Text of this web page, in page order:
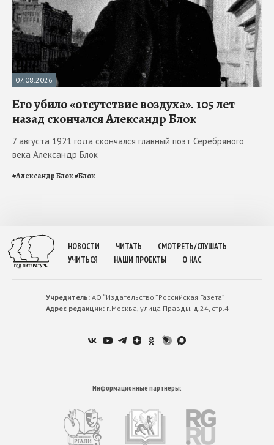
07.08.2026
Его убило «отсутствие воздуха». 105 лет
назад скончался Александр Блок
7 августа 1921 года скончался главный поэт Серебряного
века Александр Блок
#Александр Блок#Блок
НОВОСТИ ЧИТАТЬ
СМОТРЕТЬ/СЛУШАТЬ
УЧИТЬСЯ
НАШИ ПРОЕКТЫ О НАС
Учредитель:АО “Издательство ”Российская Газета”
Адрес редакции:г.Москва, улица Правды. д.24, стр.4
Информационные партнеры: